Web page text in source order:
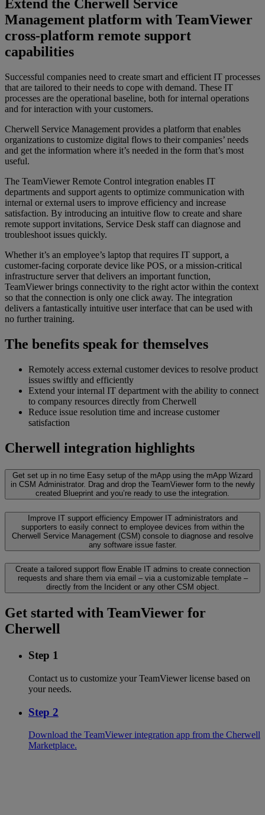
Extend the Cherwell Service
Management platform with TeamViewer
cross-platform remote support
capabilities
Successful companies need to create smart and efficient IT processes
that are tailored to their needs to cope with demand. These IT
processes are the operational baseline, both for internal operations
and for interaction with your customers.
Cherwell Service Management provides a platform that enables
organizations to customize digital flows to their companies’ needs
and get the information where it’s needed in the form that’s most
useful.
The TeamViewer Remote Control integration enables IT
departments and support agents to optimize communication with
internal or external users to improve efficiency and increase
satisfaction. By introducing an intuitive flow to create and share
remote support invitations, Service Desk staff can diagnose and
troubleshoot issues quickly.
Whether it’s an employee’s laptop that requires IT support, a
customer-facing corporate device like POS, or a mission-critical
infrastructure server that delivers an important function,
TeamViewer brings connectivity to the right actor within the context
so that the connection is only one click away. The integration
delivers a fantastically intuitive user interface that can be used with
no further training.
The benefits speak for themselves
Remotely access external customer devices to resolve product
issues swiftly and efficiently
Extend your internal IT department with the ability to connect
to company resources directly from Cherwell
Reduce issue resolution time and increase customer
satisfaction
Cherwell integration highlights
Get set up in no time Easy setup of the mApp using the mApp Wizard
in CSM Administrator. Drag and drop the TeamViewer form to the newly
created Blueprint and you’re ready to use the integration.
Improve IT support efficiency Empower IT administrators and
supporters to easily connect to employee devices from within the
Cherwell Service Management (CSM) console to diagnose and resolve
any software issue faster.
Create a tailored support flow Enable IT admins to create connection
requests and share them via email – via a customizable template –
directly from the Incident or any other CSM object.
Get started with TeamViewer for
Cherwell
Step 1
Contact us to customize your TeamViewer license based on
your needs.
Step 2
Download the TeamViewer integration app from the Cherwell
Marketplace.